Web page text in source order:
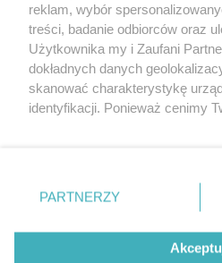
Nie zapomnij
zapoznać się z:
polityką prywatności
Twojemiasto
Piekary Śląskie
Chorzów
Tarnowskie Góry
Gliwice
reklam, wybór
treści, badanie odbiorców oraz
Użytkownika my i Zaufani
dokładnych danych
skanować charakterystykę
identyfikacji. Ponieważ cenimy
prywatności znajdujący się w
. Niektóre rodzaje
zgody użytkownika, ale masz
takiemu przetwarzaniu.
PARTNERZY